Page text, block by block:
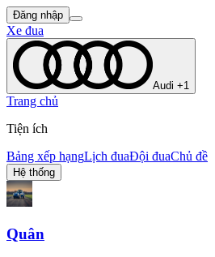
Đăng nhập
Xe đua
Audi +1
Trang chủ
Tiện ích
Bảng xếp hạngLịch đuaĐội đuaChủ đề
Hệ thống
Quân